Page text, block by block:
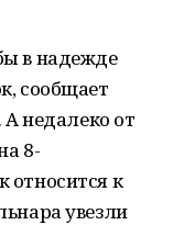
в надежде
сообщает
А недалеко от
8-
к
увезли